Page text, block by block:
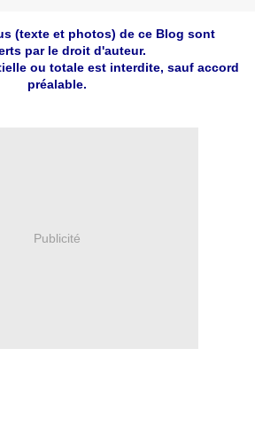
(texte et photos) de ce Blog sont
par le droit d'auteur.
ou totale est interdite, sauf accord
préalable.
Publicité